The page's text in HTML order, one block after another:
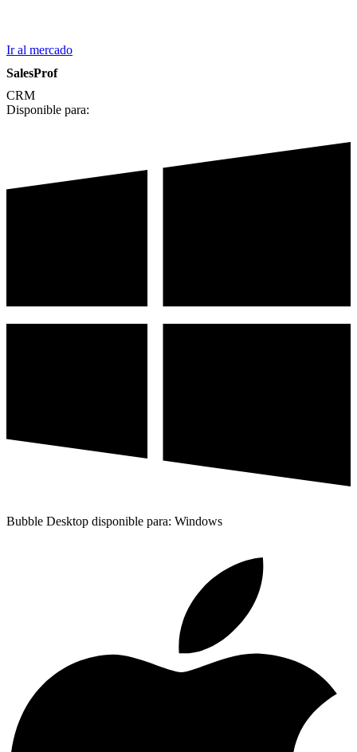
Ir al mercado
SalesProf
CRM
Disponible para:
Bubble Desktop disponible para: Windows